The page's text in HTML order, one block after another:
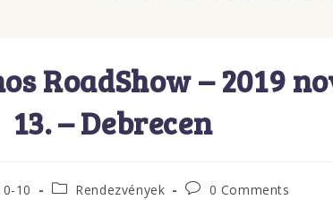
RoadShow – 2019
13. – Debrecen
10
PostRendezvények
Post0 Comments